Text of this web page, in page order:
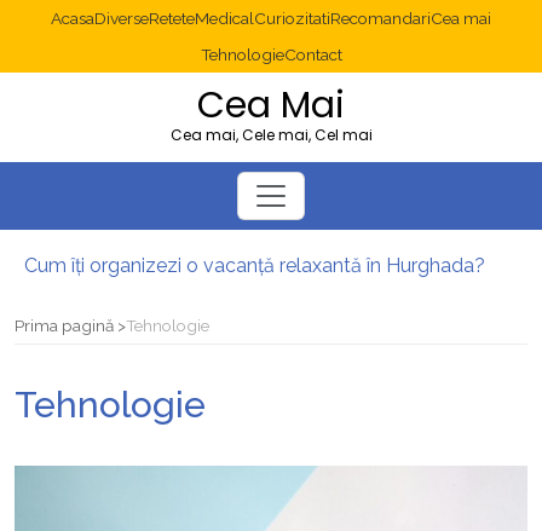
AcasaDiverseReteteMedicalCuriozitatiRecomandariCea mai
TehnologieContact
Cea Mai
Cea mai, Cele mai, Cel mai
Cum îți organizezi o vacanță relaxantă în Hurghada?
Diverticulita: când este necesară operația?
Prima pagină Tehnologie
Tehnologie